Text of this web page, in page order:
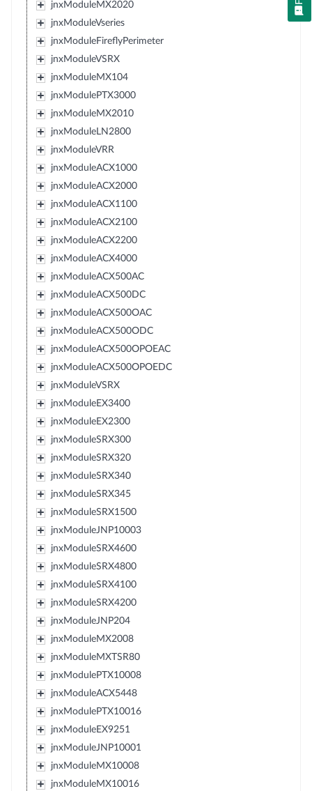
jnxModuleMX2020
jnxModuleVseries
jnxModuleFireflyPerimeter
jnxModuleVSRX
jnxModuleMX104
jnxModulePTX3000
jnxModuleMX2010
jnxModuleLN2800
jnxModuleVRR
jnxModuleACX1000
jnxModuleACX2000
jnxModuleACX1100
jnxModuleACX2100
jnxModuleACX2200
jnxModuleACX4000
jnxModuleACX500AC
jnxModuleACX500DC
jnxModuleACX500OAC
jnxModuleACX500ODC
jnxModuleACX500OPOEAC
jnxModuleACX500OPOEDC
jnxModuleVSRX
jnxModuleEX3400
jnxModuleEX2300
jnxModuleSRX300
jnxModuleSRX320
jnxModuleSRX340
jnxModuleSRX345
jnxModuleSRX1500
jnxModuleJNP10003
jnxModuleSRX4600
jnxModuleSRX4800
jnxModuleSRX4100
jnxModuleSRX4200
jnxModuleJNP204
jnxModuleMX2008
jnxModuleMXTSR80
jnxModulePTX10008
jnxModuleACX5448
jnxModulePTX10016
jnxModuleEX9251
jnxModuleJNP10001
jnxModuleMX10008
jnxModuleMX10016